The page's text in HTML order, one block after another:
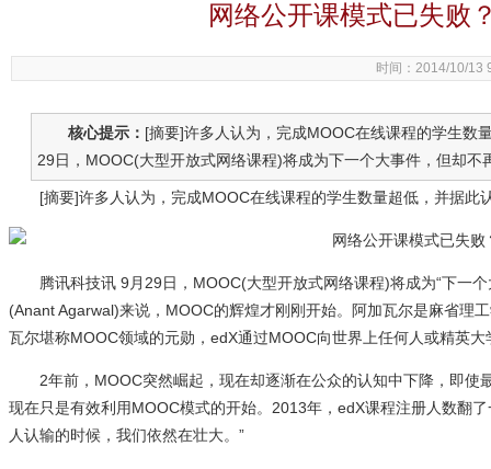
网络公开课模式已失败
时间：2014/10/13
核心提示： [摘要]许多人认为，完成MOOC在线课程的学生
29日，MOOC(大型开放式网络课程)将成为下一个大事件，但却不
[摘要]许多人认为，完成MOOC在线课程的学生数量超低，并据此
腾讯科技讯 9月29日，MOOC(大型开放式网络课程)将成为“下一个
(Anant Agarwal)来说，MOOC的辉煌才刚刚开始。阿加瓦尔是麻省理
瓦尔堪称MOOC领域的元勋，edX通过MOOC向世界上任何人或精英
2年前，MOOC突然崛起，现在却逐渐在公众的认知中下降，即使
现在只是有效利用MOOC模式的开始。2013年，edX课程注册人数翻
人认输的时候，我们依然在壮大。”